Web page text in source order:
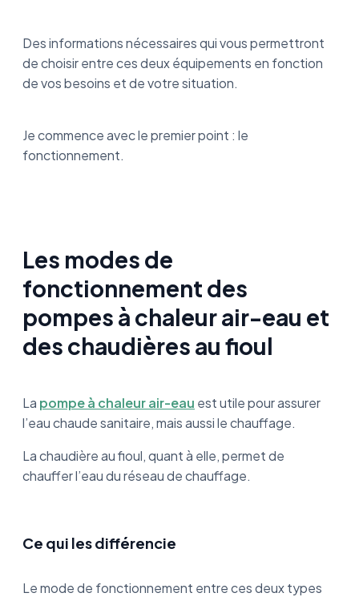
Des informations nécessaires qui vous permettront
de choisir entre ces deux équipements en fonction
de vos besoins et de votre situation.
Je commence avec le premier point : le
fonctionnement.
Les modes de
fonctionnement des
pompes à chaleur air-eau et
des chaudières au fioul
La pompe à chaleur air-eau est utile pour assurer
l’eau chaude sanitaire, mais aussi le chauffage.
La chaudière au fioul, quant à elle, permet de
chauffer l’eau du réseau de chauffage.
Ce qui les différencie
Le mode de fonctionnement entre ces deux types